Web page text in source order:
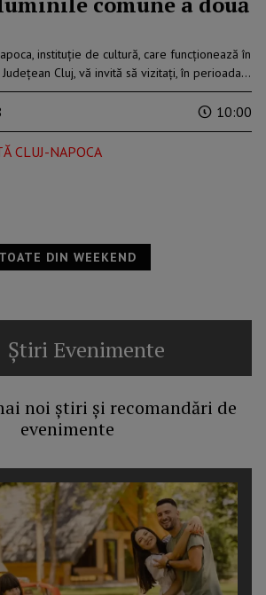
instituție de cultură, care funcționează în
Cluj, vă invită să vizitați, în perioada…
10:00
CLUJ-NAPOCA
TOATE DIN WEEKEND
Știri Evenimente
noi știri și recomandări de
evenimente